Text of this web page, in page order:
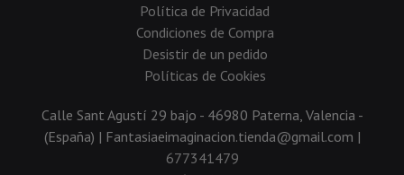
Política de Privacidad
Condiciones de Compra
Desistir de un pedido
Políticas de Cookies
Calle Sant Agustí 29 bajo - 46980 Paterna, Valencia -
(España) | Fantasiaeimaginacion.tienda@gmail.com |
677341479